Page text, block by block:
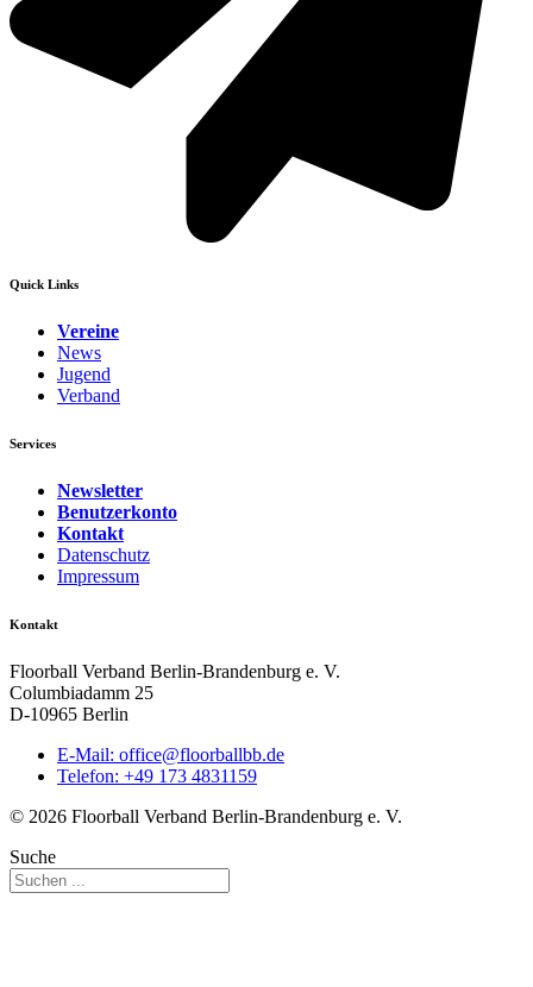
Quick Links
Vereine
News
Jugend
Verband
Services
Newsletter
Benutzerkonto
Kontakt
Datenschutz
Impressum
Kontakt
Floorball Verband Berlin-Brandenburg e. V.
Columbiadamm 25
D-10965 Berlin
E-Mail: ed.bbllabroolf@eciffo
Telefon: +49 173 4831159
© 2026 Floorball Verband Berlin-Brandenburg e. V.
Suche